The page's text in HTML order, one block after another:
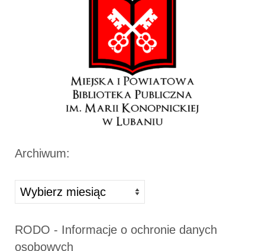
Archiwum:
Archiwa
RODO - Informacje o ochronie danych
osobowych